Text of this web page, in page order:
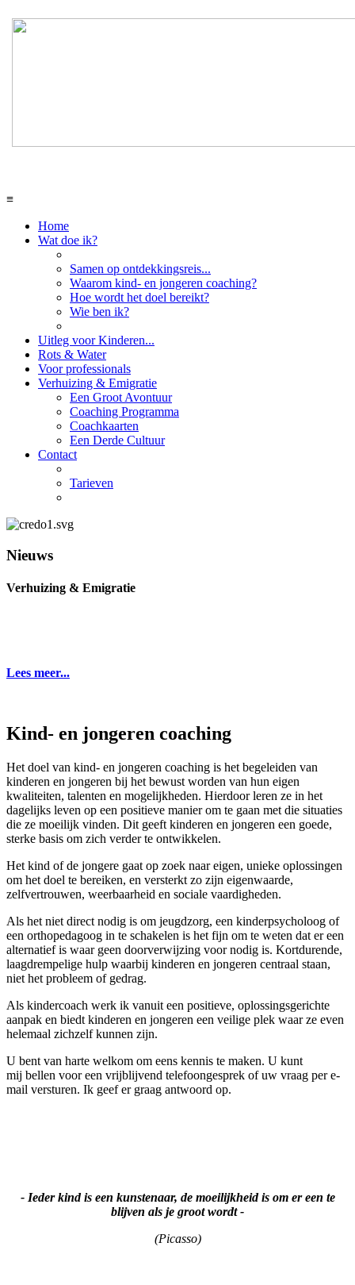
≡
Home
Wat doe ik?
Samen op ontdekkingsreis...
Waarom kind- en jongeren coaching?
Hoe wordt het doel bereikt?
Wie ben ik?
Uitleg voor Kinderen...
Rots & Water
Voor professionals
Verhuizing & Emigratie
Een Groot Avontuur
Coaching Programma
Coachkaarten
Een Derde Cultuur
Contact
Tarieven
Nieuws
Verhuizing & Emigratie
Lees meer...
Kind- en jongeren coaching
Het doel van kind- en jongeren coaching is het begeleiden van
kinderen en jongeren bij het bewust worden van hun eigen
kwaliteiten, talenten en mogelijkheden. Hierdoor leren ze in het
dagelijks leven op een positieve manier om te gaan met die situaties
die ze moeilijk vinden. Dit geeft kinderen en jongeren een goede,
sterke basis om zich verder te ontwikkelen.
Het kind of de jongere gaat op zoek naar eigen, unieke oplossingen
om het doel te bereiken, en versterkt zo zijn eigenwaarde,
zelfvertrouwen, weerbaarheid en sociale vaardigheden.
Als het niet direct nodig is om jeugdzorg, een kinderpsycholoog of
een orthopedagoog in te schakelen is het fijn om te weten dat er een
alternatief is waar geen doorverwijzing voor nodig is. Kortdurende,
laagdrempelige hulp waarbij kinderen en jongeren centraal staan,
niet het probleem of gedrag.
Als kindercoach werk ik vanuit een positieve, oplossingsgerichte
aanpak en biedt kinderen en jongeren een veilige plek waar ze even
helemaal zichzelf kunnen zijn.
U bent van harte welkom om eens kennis te maken. U kunt
mij bellen voor een vrijblijvend telefoongesprek of uw vraag per e-
mail versturen. Ik geef er graag antwoord op.
- Ieder kind is een kunstenaar, de moeilijkheid is om er een te
blijven als je groot wordt -
(Picasso)